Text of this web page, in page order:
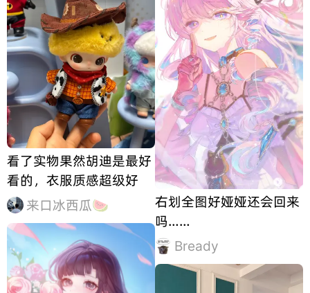
看了实物果然胡迪是最好
看的，衣服质感超级好
来口冰西瓜🍉
右划全图好娅娅还会回来
吗……
Bready